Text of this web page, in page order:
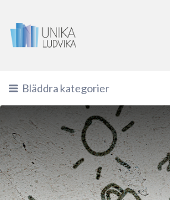
efter:
Bläddra kategorier